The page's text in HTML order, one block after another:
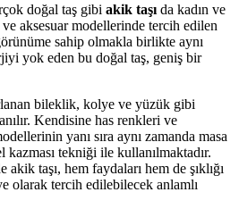
doğal taş gibi akik taşı da kadın ve
aksesuar modellerinde tercih edilen
sahip olmakla birlikte aynı
yok eden bu doğal taş, geniş bir
bileklik, kolye ve yüzük gibi
Kendisine has renkleri ve
yanı sıra aynı zamanda masa
kazması tekniği ile kullanılmaktadır.
taşı, hem faydaları hem de şıklığı
olarak tercih edilebilecek anlamlı